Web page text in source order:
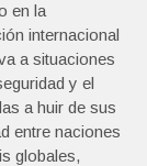
en la
internacional
a situaciones
y el
a huir de sus
entre naciones
globales,